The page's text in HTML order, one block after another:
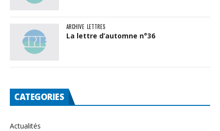
ARCHIVE LETTRES
La lettre d’automne n°36
CATEGORIES
Actualités